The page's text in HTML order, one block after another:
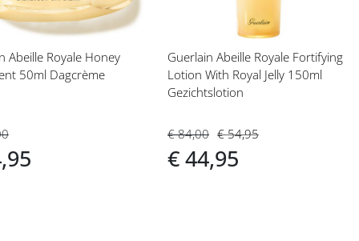
Abeille Royale Honey
50ml Dagcrème
Guerlain Abeille Royale Fortifying
Lotion With Royal Jelly 150ml
Gezichtslotion
€ 84,00
€ 44,95
€ 54,95